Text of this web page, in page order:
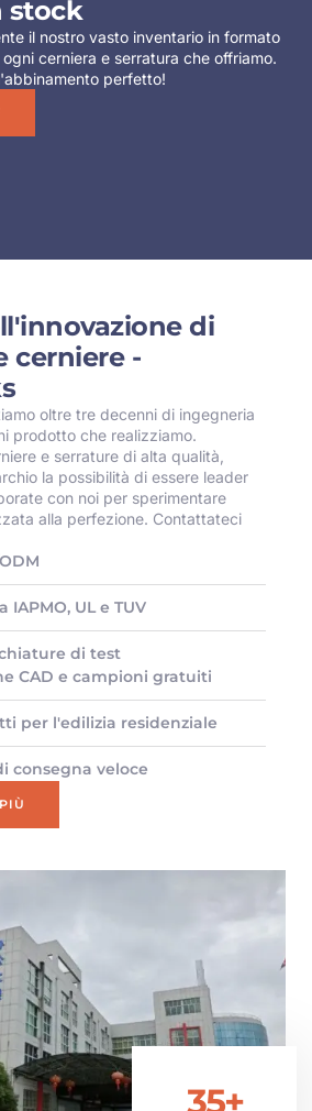
stock
il nostro vasto inventario in formato
cerniera e serratura che offriamo.
perfetto!
di
cerniere -
oltre tre decenni di ingegneria
prodotto che realizziamo.
e serrature di alta qualità,
la possibilità di essere leader
con noi per sperimentare
alla perfezione. Contattateci
IAPMO, UL e TUV
di test
CAD e campioni gratuiti
per l'edilizia residenziale
consegna veloce
35+